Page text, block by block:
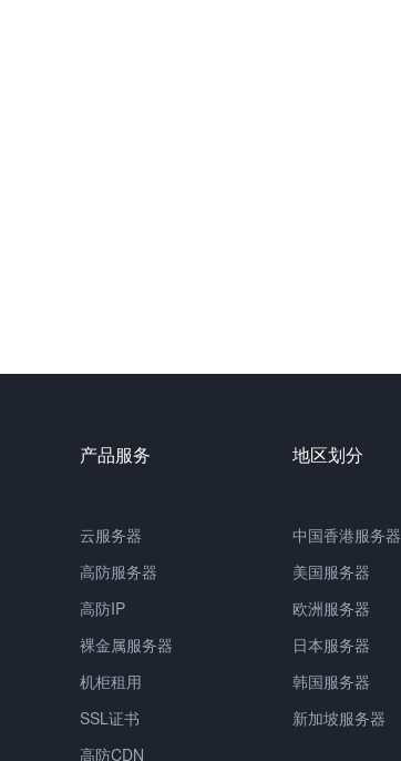
产品服务
云服务器
高防服务器
高防IP
裸金属服务器
机柜租用
SSL证书
高防CDN
地区划分
中国香港服务器
美国服务器
欧洲服务器
日本服务器
韩国服务器
新加坡服务器